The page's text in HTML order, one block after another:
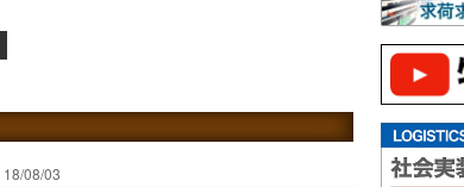
18/08/03